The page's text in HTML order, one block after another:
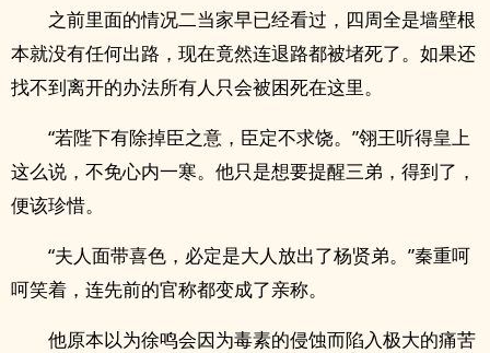
之前里面的情况二当家早已经看过，四周全是墙壁根
本就没有任何出路，现在竟然连退路都被堵死了。如果还
找不到离开的办法所有人只会被困死在这里。
“若陛下有除掉臣之意，臣定不求饶。”翎王听得皇上
这么说，不免心内一寒。他只是想要提醒三弟，得到了，
便该珍惜。
“夫人面带喜色，必定是大人放出了杨贤弟。”秦重呵
呵笑着，连先前的官称都变成了亲称。
他原本以为徐鸣会因为毒素的侵蚀而陷入极大的痛苦